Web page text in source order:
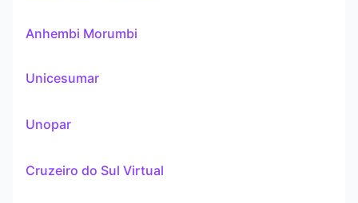
Anhembi Morumbi
Unicesumar
Unopar
Cruzeiro do Sul Virtual